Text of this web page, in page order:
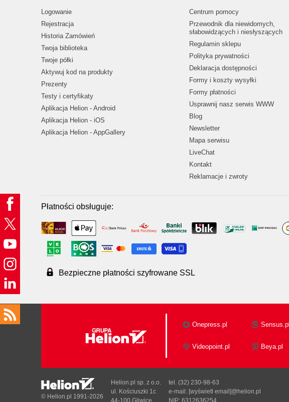
Logowanie
Rejestracja
Historia Zamówień
Twoja biblioteka
Twoje półki
Aktywuj kod na produkty
Prezenty
Testy i certyfikaty
Aplikacja Helion - Android
Aplikacja Helion - iOS
Aplikacja Helion - AppGallery
Centrum pomocy
Przewodnik dla niewidomych,
słabowidzących i niesłyszących
Regulamin sklepu
Polityka prywatności
Deklaracja dostępności
Formy i koszty wysyłki
Formy płatności
Usprawnij nasz serwis WWW
Blog
Newsletter
Mapa serwisu
LiveChat
Kontakt
Reklamacje i zwroty
Płatności obsługuje:
Bezpieczne płatności szyfrowane SSL
Onepress.pl Sensus.pl
Videopoint.pl Beya.pl
© Helion.pl 1991-2026
Helion.pl sp. z o.o.
ul. Kościuszki 1c
44-100 Gliwice
tel. (32) 230-98-63
e-mail: [wyświetl email]@helion.pl
NIP: 6312636254